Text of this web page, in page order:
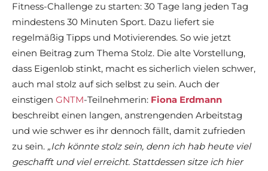
Fitness-Challenge zu starten: 30 Tage lang jeden Tag
mindestens 30 Minuten Sport. Dazu liefert sie
regelmäßig Tipps und Motivierendes. So wie jetzt
einen Beitrag zum Thema Stolz. Die alte Vorstellung,
dass Eigenlob stinkt, macht es sicherlich vielen schwer,
auch mal stolz auf sich selbst zu sein. Auch der
einstigen GNTM-Teilnehmerin: Fiona Erdmann
beschreibt einen langen, anstrengenden Arbeitstag
und wie schwer es ihr dennoch fällt, damit zufrieden
zu sein. „Ich könnte stolz sein, denn ich hab heute viel
geschafft und viel erreicht. Stattdessen sitze ich hier